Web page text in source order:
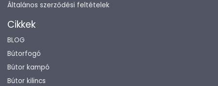
Általános szerződési feltételek
Cikkek
BLOG
Bútorfogó
Bútor kampó
Bútor kilincs